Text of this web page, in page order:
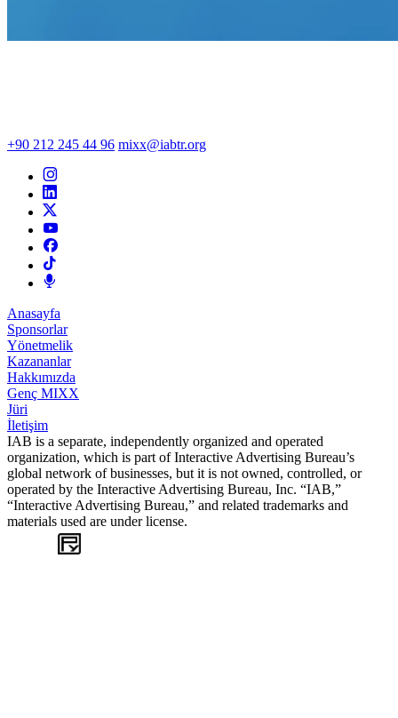
+90 212 245 44 96 mixx@iabtr.org
Anasayfa
Sponsorlar
Yönetmelik
Kazananlar
Hakkımızda
Genç MIXX
Jüri
İletişim
IAB is a separate, independently organized and operated
organization, which is part of Interactive Advertising Bureau’s
global network of businesses, but it is not owned, controlled, or
operated by the Interactive Advertising Bureau, Inc. “IAB,”
“Interactive Advertising Bureau,” and related trademarks and
materials used are under license.